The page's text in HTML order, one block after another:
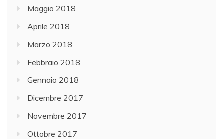
Maggio 2018
Aprile 2018
Marzo 2018
Febbraio 2018
Gennaio 2018
Dicembre 2017
Novembre 2017
Ottobre 2017